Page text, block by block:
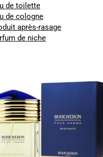
de toilette
de cologne
après-rasage
de niche